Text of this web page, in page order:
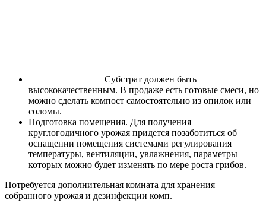
Субстрат должен быть
высококачественным. В продаже есть готовые смеси, но
можно сделать компост самостоятельно из опилок или
соломы.
Подготовка помещения. Для получения
круглогодичного урожая придется позаботиться об
оснащении помещения системами регулирования
температуры, вентиляции, увлажнения, параметры
которых можно будет изменять по мере роста грибов.
Потребуется дополнительная комната для хранения
собранного урожая и дезинфекции комп.